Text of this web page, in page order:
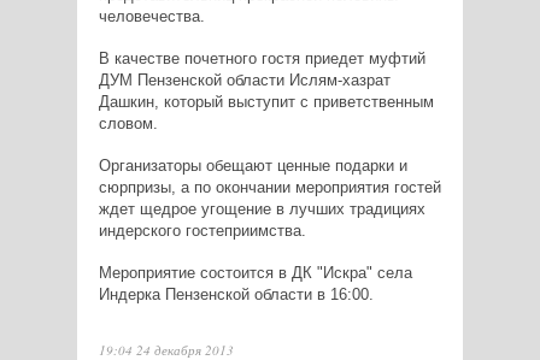
человечества.
В качестве почетного гостя приедет муфтий
ДУМ Пензенской области Ислям-хазрат
Дашкин, который выступит с приветственным
словом.
Организаторы обещают ценные подарки и
сюрпризы, а по окончании мероприятия гостей
ждет щедрое угощение в лучших традициях
индерского гостеприимства.
Мероприятие состоится в ДК "Искра" села
Индерка Пензенской области в 16:00.
19:04 24 декабря 2013